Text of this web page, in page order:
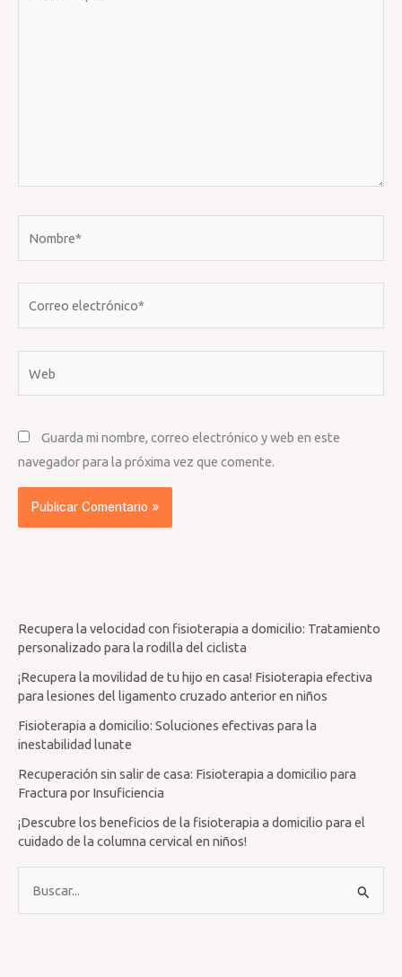
Guarda mi nombre, correo electrónico y web en este
navegador para la próxima vez que comente.
Recupera la velocidad con fisioterapia a domicilio: Tratamiento
personalizado para la rodilla del ciclista
¡Recupera la movilidad de tu hijo en casa! Fisioterapia efectiva
para lesiones del ligamento cruzado anterior en niños
Fisioterapia a domicilio: Soluciones efectivas para la
inestabilidad lunate
Recuperación sin salir de casa: Fisioterapia a domicilio para
Fractura por Insuficiencia
¡Descubre los beneficios de la fisioterapia a domicilio para el
cuidado de la columna cervical en niños!